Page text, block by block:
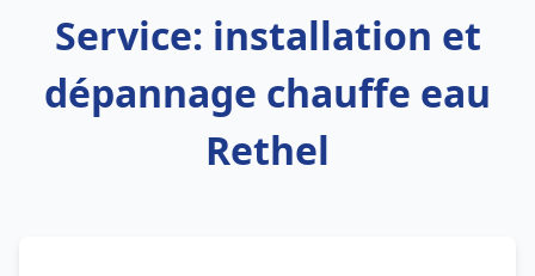
Service: installation et
dépannage chauffe eau
Rethel